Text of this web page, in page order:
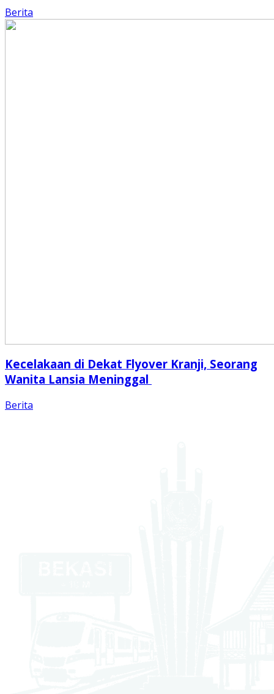
Berita
Kecelakaan di Dekat Flyover Kranji, Seorang
Wanita Lansia Meninggal
Berita